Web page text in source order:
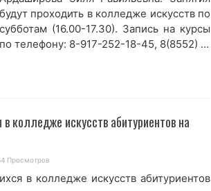
будут проходить в колледже искусств по
субботам (16.00-17.30). Запись на курсы
по телефону: 8-917-252-18-45, 8(8552) ...
колледже искусств абитуриентов на
Просмотров
в колледже искусств абитуриентов